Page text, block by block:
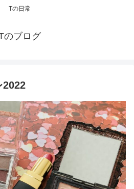
Tの日常
のブログ
2022